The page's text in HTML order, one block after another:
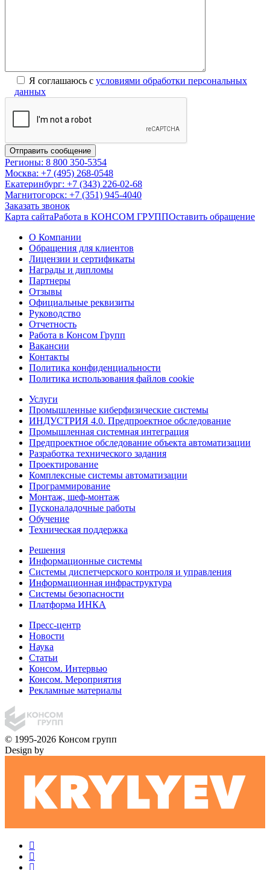
Я соглашаюсь с условиями обработки персональных
данных
Регионы: 8 800 350-5354
Москва: +7 (495) 268-0548
Екатеринбург: +7 (343) 226-02-68
Магнитогорск: +7 (351) 945-4040
Заказать звонок
Карта сайтаРабота в КОНСОМ ГРУППОставить обращение
О Компании
Обращения для клиентов
Лицензии и сертификаты
Награды и дипломы
Партнеры
Отзывы
Официальные реквизиты
Руководство
Отчетность
Работа в Консом Групп
Вакансии
Контакты
Политика конфиденциальности
Политика использования файлов cookie
Услуги
Промышленные киберфизические системы
ИНДУСТРИЯ 4.0. Предпроектное обследование
Промышленная системная интеграция
Предпроектное обследование объекта автоматизации
Разработка технического задания
Проектирование
Комплексные системы автоматизации
Программирование
Монтаж, шеф-монтаж
Пусконаладочные работы
Обучение
Техническая поддержка
Решения
Информационные системы
Системы диспетчерского контроля и управления
Информационная инфраструктура
Системы безопасности
Платформа ИНКА
Пресс-центр
Новости
Наука
Статьи
Консом. Интервью
Консом. Мероприятия
Рекламные материалы
© 1995-2026 Консом групп
Design by